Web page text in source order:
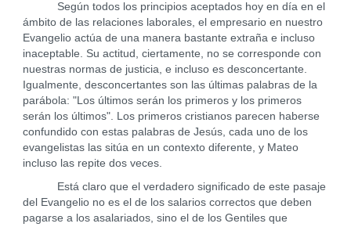
Según todos los principios aceptados hoy en día en el
ámbito de las relaciones laborales, el empresario en nuestro
Evangelio actúa de una manera bastante extraña e incluso
inaceptable. Su actitud, ciertamente, no se corresponde con
nuestras normas de justicia, e incluso es desconcertante.
Igualmente, desconcertantes son las últimas palabras de la
parábola: "Los últimos serán los primeros y los primeros
serán los últimos". Los primeros cristianos parecen haberse
confundido con estas palabras de Jesús, cada uno de los
evangelistas las sitúa en un contexto diferente, y Mateo
incluso las repite dos veces.
Está claro que el verdadero significado de este pasaje
del Evangelio no es el de los salarios correctos que deben
pagarse a los asalariados, sino el de los Gentiles que